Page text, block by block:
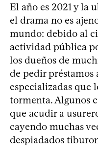
El año es 2021 y la
el drama no es
mundo: debido al
actividad pública
los dueños de
de pedir préstamos
especializadas que
tormenta. Algunos
que acudir a
cayendo muchas
despiadados